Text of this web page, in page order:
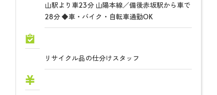
山駅より車23分 山陽本線／備後赤坂駅から車で
28分 ◆車・バイク・自転車通勤OK
リサイクル品の仕分けスタッフ